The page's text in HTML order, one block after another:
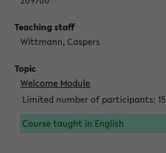
Wittmann, Caspers
Welcome Module
Limited number of participants: 15
Course taught in English